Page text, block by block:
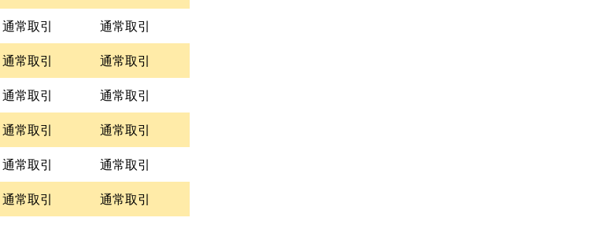
通常取引 通常取引
通常取引 通常取引
通常取引 通常取引
通常取引 通常取引
通常取引 通常取引
通常取引 通常取引